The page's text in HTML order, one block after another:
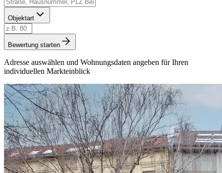
Objektart
Bewertung starten
Adresse auswählen und Wohnungsdaten angeben für Ihren
individuellen Markteinblick